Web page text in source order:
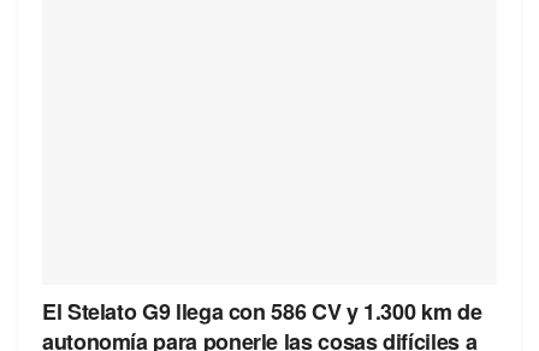
El Stelato G9 llega con 586 CV y 1.300 km de
autonomía para ponerle las cosas difíciles a